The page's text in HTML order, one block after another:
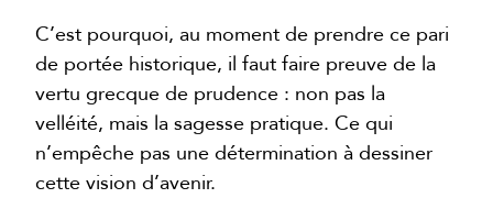
C’est pourquoi, au moment de prendre ce pari
de portée historique, il faut faire preuve de la
vertu grecque de prudence : non pas la
velléité, mais la sagesse pratique. Ce qui
n’empêche pas une détermination à dessiner
cette vision d’avenir.